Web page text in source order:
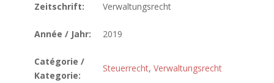
Zeitschrift:
Verwaltungsrecht
Année / Jahr: 2019
Catégorie /
Kategorie:
Steuerrecht, Verwaltungsrecht